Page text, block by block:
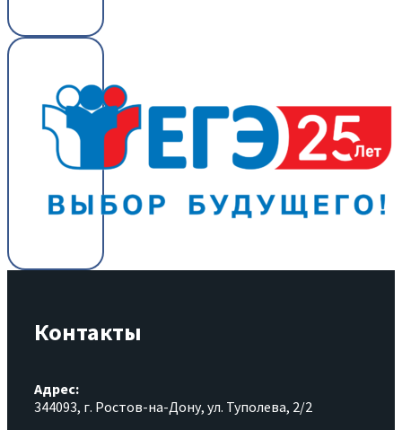
Контакты
Адрес:
344093, г. Ростов-на-Дону, ул. Туполева, 2/2